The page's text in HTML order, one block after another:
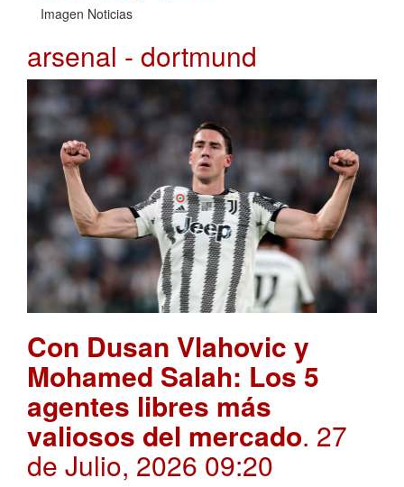
Imagen Noticias
arsenal - dortmund
Con Dusan Vlahovic y
Mohamed Salah: Los 5
agentes libres más
valiosos del mercado. 27
de Julio, 2026 09:20